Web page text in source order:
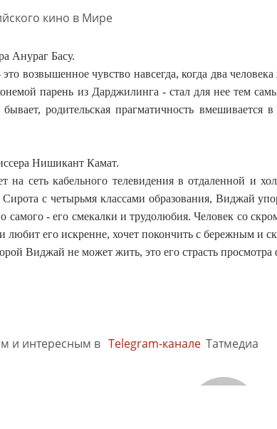
Анураг Басу.
возвышенное чувство навсегда, когда два
парень из Дарджилинга - стал для нее тем
родительская прагматичность
Нишикант Камат.
на сеть кабельного телевидения в отдаленной и
с четырьмя классами образования, Виджай
самого - его смекалки и трудолюбия. Человек со
любит его искренне, хочет покончить с бережным и
Виджай не может жить, это его страсть просмотра
и интересным в Telegram-канале Татмедиа